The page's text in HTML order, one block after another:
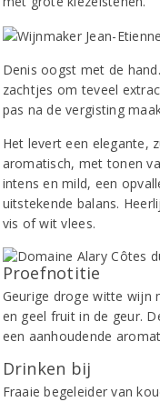
Denis oogst met de
zachtjes om teveel
pas na de vergisting
Het levert een elegante,
aromatisch, met tonen
intens en mild, een
uitstekende balans.
vis of wit vlees.
Proefnotitie
Geurige droge witte wijn
en geel fruit in de geur.
een aanhoudende
Drinken bij
Fraaie begeleider van